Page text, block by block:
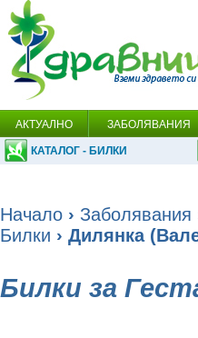
АКТУАЛНО ЗАБОЛЯВАНИЯ
КАТАЛОГ - БИЛКИ
Начало › Заболявания
Билки › Дилянка
Билки за